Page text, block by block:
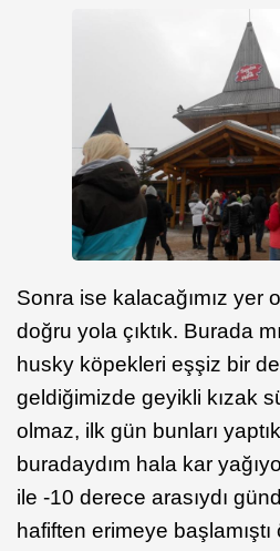
Sonra ise kalacağımız yer
doğru yola çıktık. Burada
husky köpekleri eşşiz bir
geldiğimizde geyikli kızak
olmaz, ilk gün bunları
buradaydım hala kar
ile -10 derece arasıydı
hafiften erimeye başlamıştı